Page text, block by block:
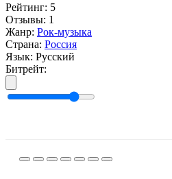
Рейтинг: 5
Отзывы: 1
Жанр: Рок-музыка
Страна: Россия
Язык: Русский
Битрейт: